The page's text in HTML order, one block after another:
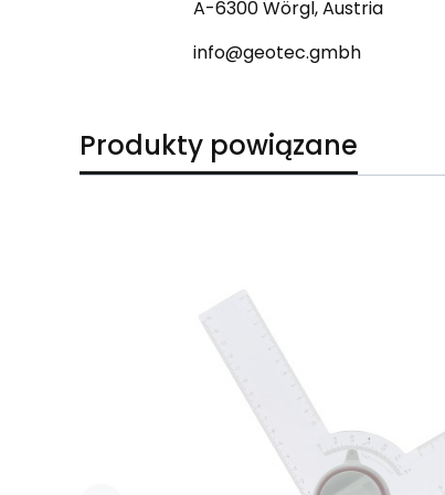
A-6300 Wörgl, Austria
info@geotec.gmbh
Produkty powiązane